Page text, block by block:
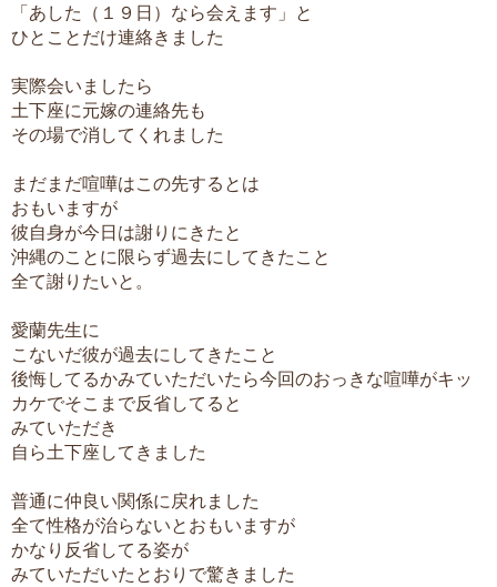
「あした（１９日）なら会えます」と
ひとことだけ連絡きました
実際会いましたら
土下座に元嫁の連絡先も
その場で消してくれました
まだまだ喧嘩はこの先するとは
おもいますが
彼自身が今日は謝りにきたと
沖縄のことに限らず過去にしてきたこと
全て謝りたいと。
愛蘭先生に
こないだ彼が過去にしてきたこと
後悔してるかみていただいたら今回のおっきな喧嘩がキッ
カケでそこまで反省してると
みていただき
自ら土下座してきました
普通に仲良い関係に戻れました
全て性格が治らないとおもいますが
かなり反省してる姿が
みていただいたとおりで驚きました